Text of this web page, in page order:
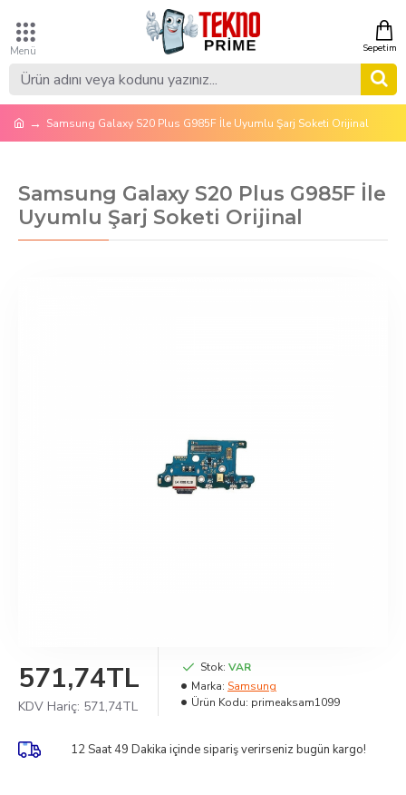
Samsung Galaxy S20 Plus G985F İle Uyumlu Şarj Soketi Orijinal
Samsung Galaxy S20 Plus G985F İle
Uyumlu Şarj Soketi Orijinal
571,74TL
KDV Hariç: 571,74TL
Stok: VAR
Marka: Samsung
Ürün Kodu: primeaksam1099
12 Saat 49 Dakikaiçinde sipariş verirseniz bugün kargo!